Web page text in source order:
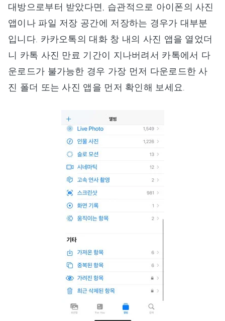
대방으로부터 받았다면, 습관적으로 아이폰의 사진
앱이나 파일 저장 공간에 저장하는 경우가 대부분
입니다. 카카오톡의 대화 창 내의 사진 앱을 열었더
니 카톡 사진 만료 기간이 지나버려서 카톡에서 다
운로드가 불가능한 경우 가장 먼저 다운로드한 사
진 폴더 또는 사진 앱을 먼저 확인해 보세요.